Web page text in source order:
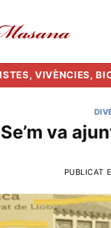
VIVÈNCIES,
Se’m va
PUBLICAT